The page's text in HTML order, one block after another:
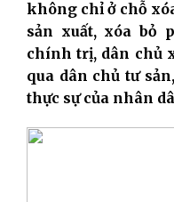
không chỉ ở chỗ
sản xuất, xóa bỏ
chính trị, dân chủ
qua dân chủ tư
thực sự của nhân